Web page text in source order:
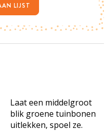
Laat een middelgroot
blik groene tuinbonen
uitlekken, spoel ze.
LIJST